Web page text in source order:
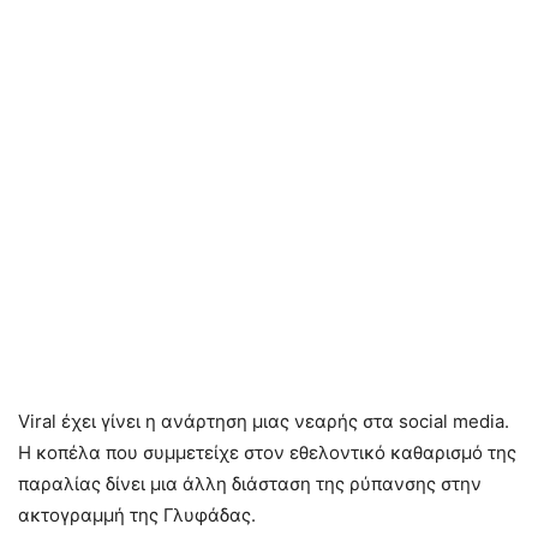
Viral έχει γίνει η ανάρτηση μιας νεαρής στα social media.
Η κοπέλα που συμμετείχε στον εθελοντικό καθαρισμό της
παραλίας δίνει μια άλλη διάσταση της ρύπανσης στην
ακτογραμμή της Γλυφάδας.